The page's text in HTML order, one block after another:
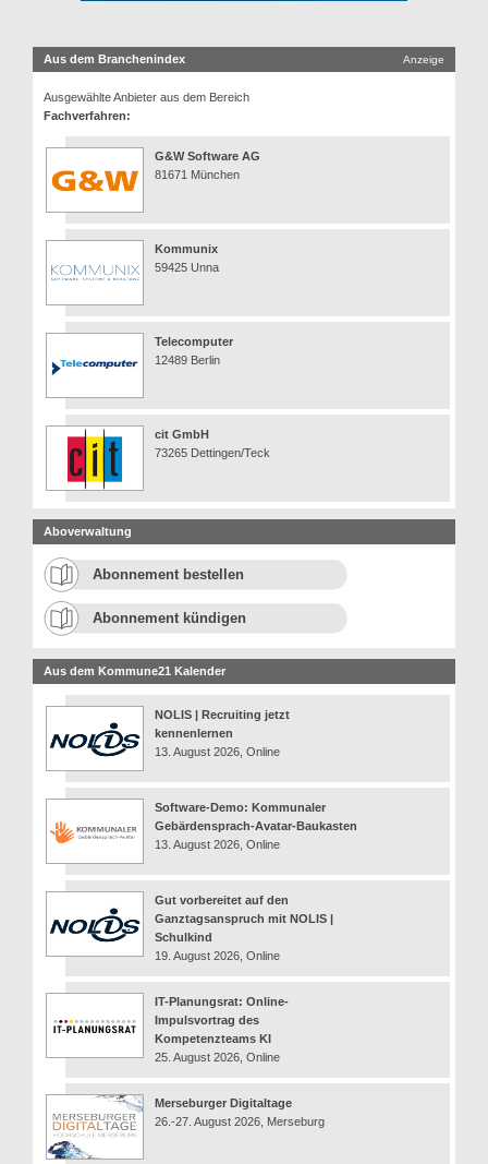
Aus dem Branchenindex Anzeige
Ausgewählte Anbieter aus dem Bereich
Fachverfahren:
G&W Software AG
81671 München
Kommunix
59425 Unna
Telecomputer
12489 Berlin
cit GmbH
73265 Dettingen/Teck
Aboverwaltung
Abonnement bestellen
Abonnement kündigen
Aus dem Kommune21 Kalender
NOLIS | Recruiting jetzt
kennenlernen
13. August 2026, Online
Software-Demo: Kommunaler
Gebärdensprach-Avatar-Baukasten
13. August 2026, Online
Gut vorbereitet auf den
Ganztagsanspruch mit NOLIS |
Schulkind
19. August 2026, Online
IT-Planungsrat: Online-
Impulsvortrag des
Kompetenzteams KI
25. August 2026, Online
Merseburger Digitaltage
26.-27. August 2026, Merseburg